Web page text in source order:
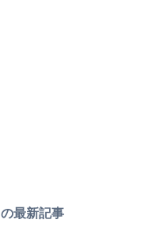
の最新記事